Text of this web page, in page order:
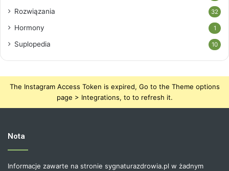
Rozwiązania 32
Hormony 1
Suplopedia 10
The Instagram Access Token is expired, Go to the Theme options
page > Integrations, to to refresh it.
Nota
Informacje zawarte na stronie sygnaturazdrowia.pl w żadnym